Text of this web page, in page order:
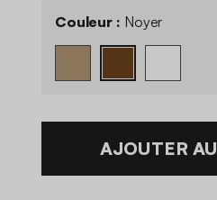
Couleur : Noyer
AJOUTER